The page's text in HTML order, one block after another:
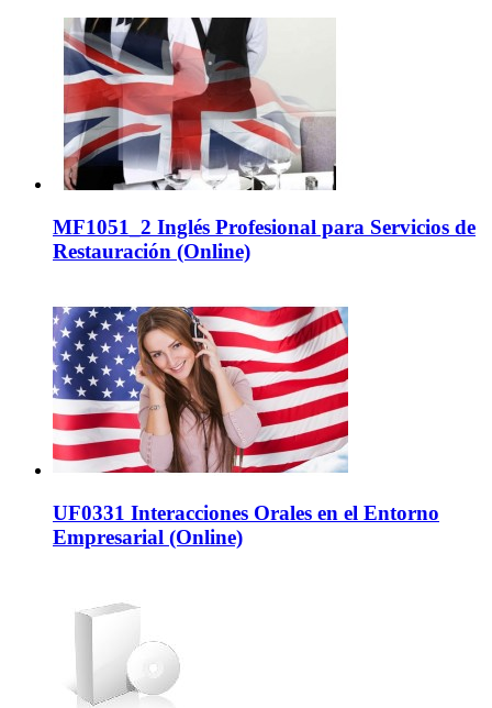
MF1051_2 Inglés Profesional para Servicios de
Restauración (Online)
UF0331 Interacciones Orales en el Entorno
Empresarial (Online)